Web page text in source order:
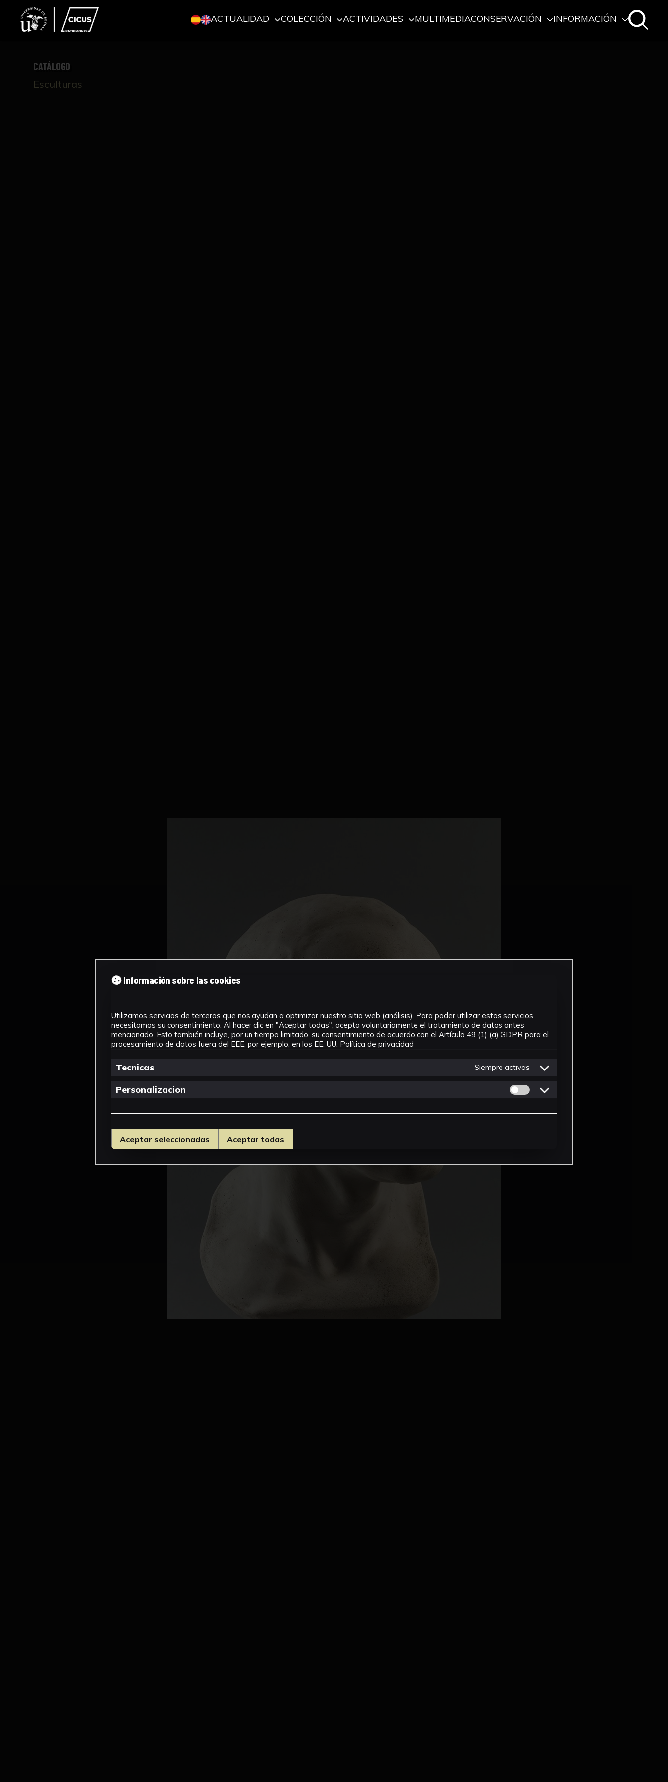
ACTUALIDAD COLECCIÓN ACTIVIDADES MULTIMEDIACONSERVACIÓN INFORMACIÓN
CATÁLOGO
Esculturas
Información sobre las cookies
Utilizamos servicios de terceros que nos ayudan a optimizar nuestro sitio web (análisis). Para poder utilizar estos servicios,
necesitamos su consentimiento. Al hacer clic en "Aceptar todas", acepta voluntariamente el tratamiento de datos antes
mencionado. Esto también incluye, por un tiempo limitado, su consentimiento de acuerdo con el Artículo 49 (1) (a) GDPR para el
procesamiento de datos fuera del EEE, por ejemplo, en los EE. UU. Política de privacidad
Tecnicas Siempre activas
Personalizacion Permitir cookies de Personalizacion
Aceptar seleccionadas Aceptar todas